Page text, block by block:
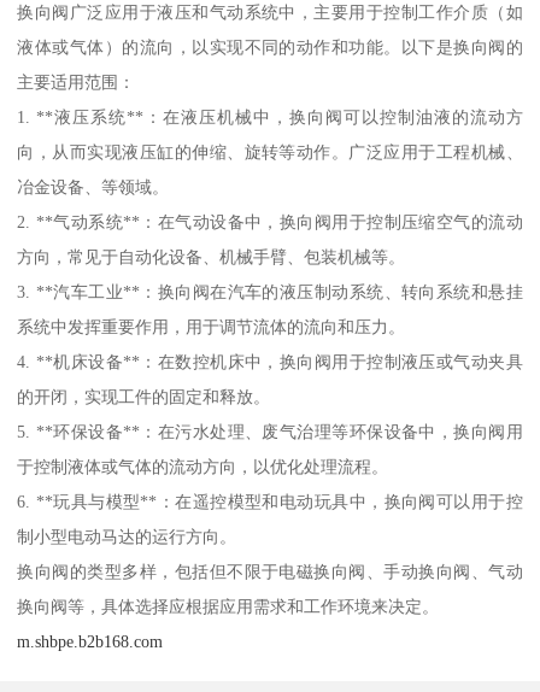
换向阀广泛应用于液压和气动系统中，主要用于控制工作介质（如
液体或气体）的流向，以实现不同的动作和功能。以下是换向阀的
主要适用范围：
1. **液压系统**：在液压机械中，换向阀可以控制油液的流动方
向，从而实现液压缸的伸缩、旋转等动作。广泛应用于工程机械、
冶金设备、等领域。
2. **气动系统**：在气动设备中，换向阀用于控制压缩空气的流动
方向，常见于自动化设备、机械手臂、包装机械等。
3. **汽车工业**：换向阀在汽车的液压制动系统、转向系统和悬挂
系统中发挥重要作用，用于调节流体的流向和压力。
4. **机床设备**：在数控机床中，换向阀用于控制液压或气动夹具
的开闭，实现工件的固定和释放。
5. **环保设备**：在污水处理、废气治理等环保设备中，换向阀用
于控制液体或气体的流动方向，以优化处理流程。
6. **玩具与模型**：在遥控模型和电动玩具中，换向阀可以用于控
制小型电动马达的运行方向。
换向阀的类型多样，包括但不限于电磁换向阀、手动换向阀、气动
换向阀等，具体选择应根据应用需求和工作环境来决定。
m.shbpe.b2b168.com